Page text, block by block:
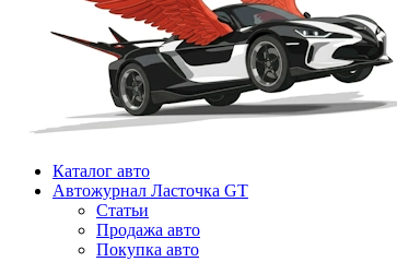
Каталог авто
Автожурнал Ласточка GT
Статьи
Продажа авто
Покупка авто